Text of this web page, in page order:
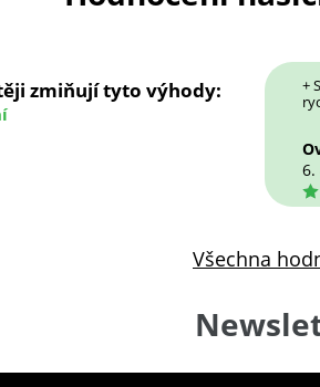
zmiňují tyto výhody:
+
6.
5
Všechna